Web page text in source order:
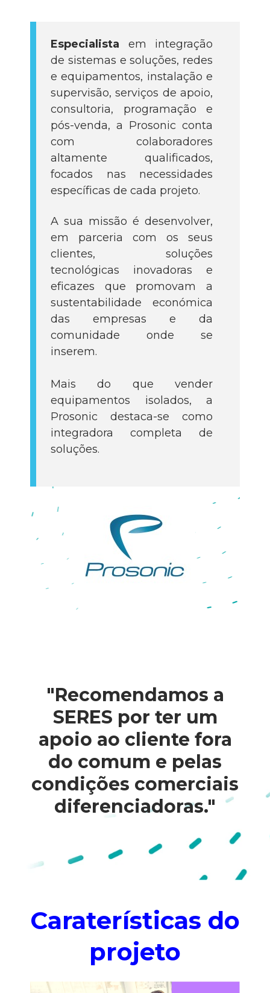
Especialista em integração
de sistemas e soluções, redes
e equipamentos, instalação e
supervisão, serviços de apoio,
consultoria, programação e
pós-venda, a Prosonic conta
com colaboradores
altamente qualificados,
focados nas necessidades
específicas de cada projeto.
A sua missão é desenvolver,
em parceria com os seus
clientes, soluções
tecnológicas inovadoras e
eficazes que promovam a
sustentabilidade económica
das empresas e da
comunidade onde se
inserem.
Mais do que vender
equipamentos isolados, a
Prosonic destaca-se como
integradora completa de
soluções.
"Recomendamos a
SERES por ter um
apoio ao cliente fora
do comum e pelas
condições comerciais
diferenciadoras."
Caraterísticas do
projeto